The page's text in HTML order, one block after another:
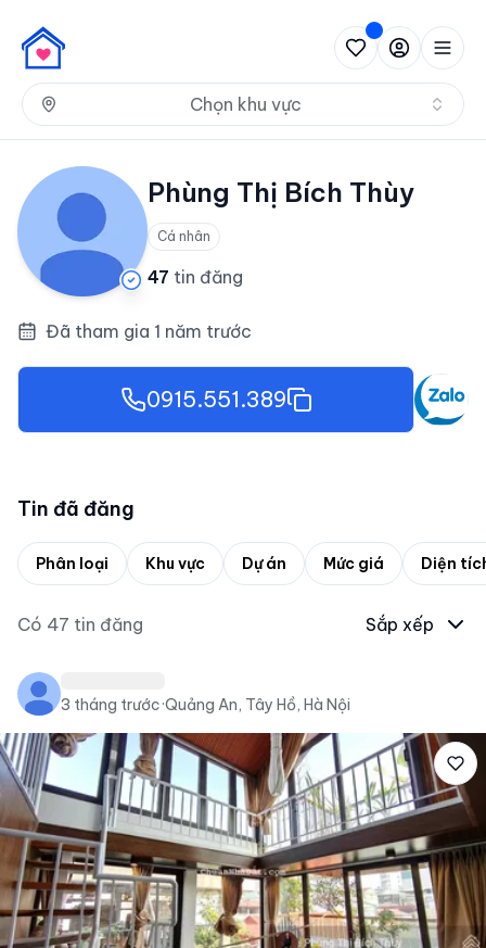
Chọn khu vực
Phùng Thị Bích Thùy
Cá nhân
47 tin đăng
Đã tham gia 1 năm trước
0915.551.389
Tin đã đăng
Phân loại Khu vực Dự án Mức giá Diện
Có 47 tin đăng Sắp xếp
3 tháng trước·Quảng An, Tây Hồ, Hà Nội